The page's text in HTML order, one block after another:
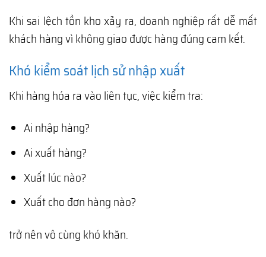
Khi sai lệch tồn kho xảy ra, doanh nghiệp rất dễ mất
khách hàng vì không giao được hàng đúng cam kết.
Khó kiểm soát lịch sử nhập xuất
Khi hàng hóa ra vào liên tục, việc kiểm tra:
Ai nhập hàng?
Ai xuất hàng?
Xuất lúc nào?
Xuất cho đơn hàng nào?
trở nên vô cùng khó khăn.